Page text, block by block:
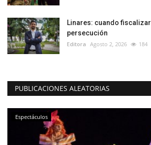
Linares: cuando
persecución
Editora Agosto 2, 2026 184
PUBLICACIONES ALEATORIAS
Espectáculos